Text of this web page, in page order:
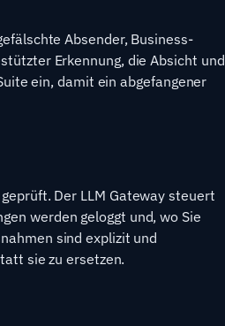
Absender, Business-
Erkennung, die Absicht und
ein, damit ein abgefangener
Der LLM Gateway steuert
werden geloggt und, wo Sie
sind explizit und
sie zu ersetzen.